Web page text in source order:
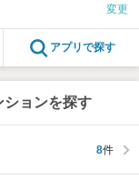
変更
アプリで探す
ションを探す
8件